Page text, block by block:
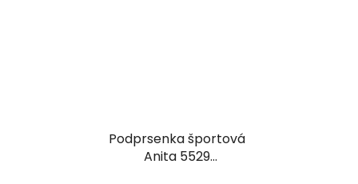
Podprsenka športová
Anita 5529